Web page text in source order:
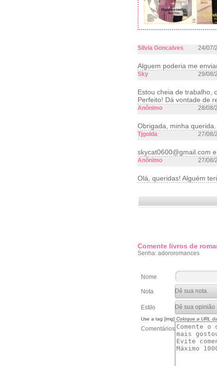
Silvia Goncalves 24/07/
Alguem poderia me
Sky 29/08/
Estou cheia de trabalho,
Perfeito! Dá vontade de
Anônimo 28/08/
Obrigada, minha querida.
Tjgolda 27/08/
skycat0600@gmail.com
Anônimo 27/08/
Olá, queridas! Alguém
Comente livros de
Senha: adororomances
Nome
Nota
Estilo
Use a tag [img] Coloque a URL
Comentários